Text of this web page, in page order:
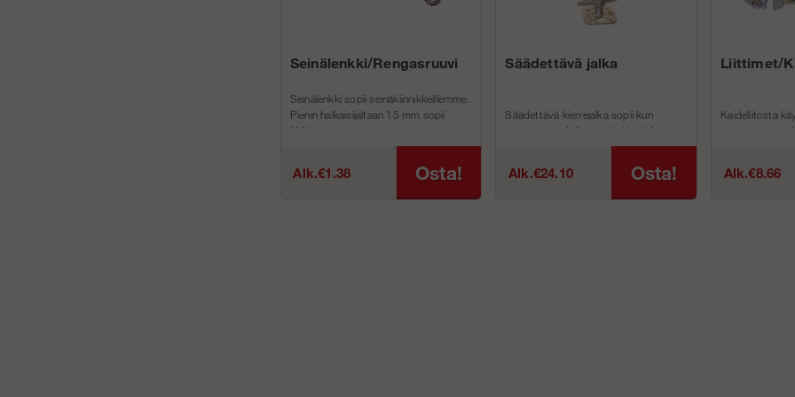
Seinälenkki/Rengasruuvi
Seinälenkki sopii seinäkiinnikkeillemme.
Pienin halkaisijaltaan 15 mm sopii
Hakin sein...
Alk.€1.38 Osta!
Säädettävä jalka
Säädettävä kierrejalka sopii kun
maapinta on kalteva ja/tai jos jalan on
Alk.€24.10 Osta!
Liittimet/
Kaideliitosta
asennetaan
Alk.€8.66